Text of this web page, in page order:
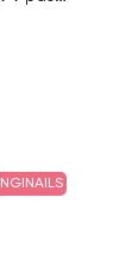
INGINAILS